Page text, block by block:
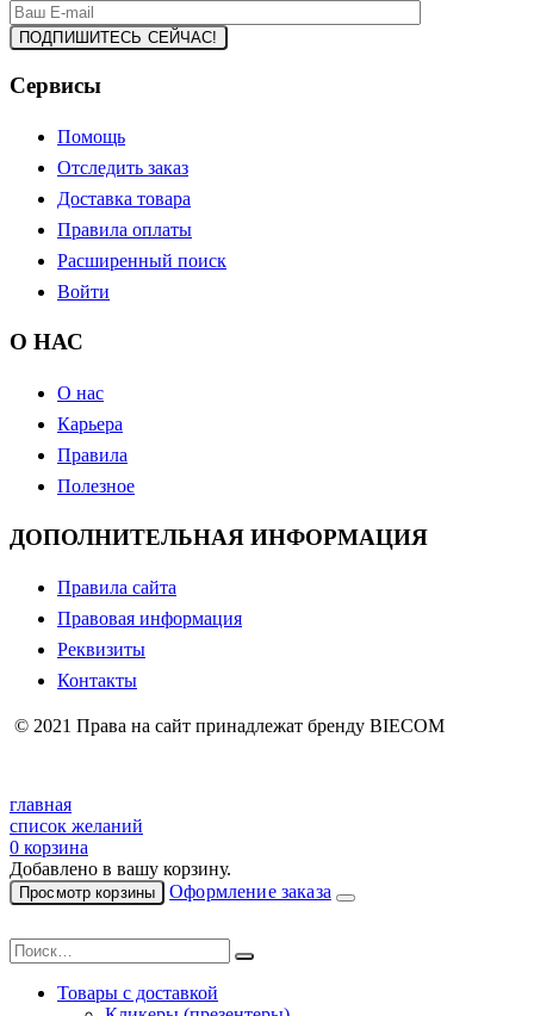
Сервисы
Помощь
Отследить заказ
Доставка товара
Правила оплаты
Расширенный поиск
Войти
О НАС
О нас
Карьера
Правила
Полезное
ДОПОЛНИТЕЛЬНАЯ ИНФОРМАЦИЯ
Правила сайта
Правовая информация
Реквизиты
Контакты
© 2021 Права на сайт принадлежат бренду BIECOM
главная
список желаний
0 корзина
Добавлено в вашу корзину.
Просмотр корзины Оформление заказа
Товары с доставкой